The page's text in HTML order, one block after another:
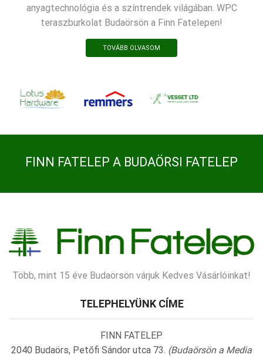
anyagtechnológia és a színtrendek világában. WPC
teraszburkolat Budaörsön a Finn Fatelepen!
TOVÁBB OLVASOM
FINN FATELEP A BUDAÖRSI FATELEP
Több, mint 15 éve Budaörsön várjuk Kedves Vásárlóinkat!
TELEPHELYÜNK CÍME
FINN FATELEP
2040 Budaörs, Petőfi Sándor utca 73. (Budaörsön a Media